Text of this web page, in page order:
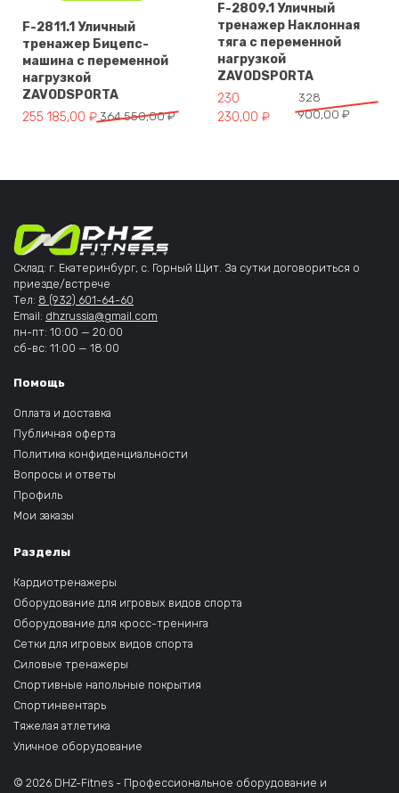
F-2811.1 Уличный
тренажер Бицепс-
машина с переменной
нагрузкой
ZAVODSPORTA
364 550,00₽
Первоначальная цена составляла 364 550,00 ₽.
255 185,00 ₽
Текущая цена: 255 185,00 ₽.
F-2809.1 Уличный
тренажер Наклонная
тяга с переменной
нагрузкой
ZAVODSPORTA
328
900,00 ₽
Первоначальная цена
230
230,00 ₽
Текущая цена: 230 230,00 ₽.
Склад: г. Екатеринбург, с. Горный Щит. За сутки договориться о
приезде/встрече
Тел: 8 (932) 601-64-60
Email: dhzrussia@gmail.com
пн-пт: 10:00 — 20:00
сб-вс: 11:00 — 18:00
Помощь
Оплата и доставка
Публичная оферта
Политика конфиденциальности
Вопросы и ответы
Профиль
Мои заказы
Разделы
Кардиотренажеры
Оборудование для игровых видов спорта
Оборудование для кросс-тренинга
Сетки для игровых видов спорта
Силовые тренажеры
Спортивные напольные покрытия
Спортинвентарь
Тяжелая атлетика
Уличное оборудование
© 2026 DHZ-Fitnes - Профессиональное оборудование и